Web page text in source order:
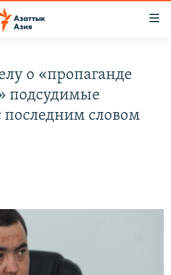
о «пропаганде
подсудимые
последним словом